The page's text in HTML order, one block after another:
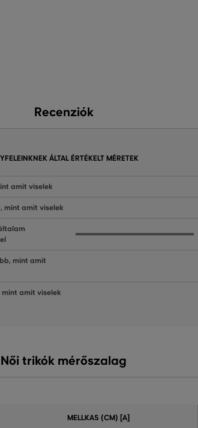
Recenziók
ÁLTAL ÉRTÉKELT MÉRETEK
amit viselek
mint amit viselek
mint amit
amit viselek
Női trikók mérőszalag
MELLKAS (CM) [A]